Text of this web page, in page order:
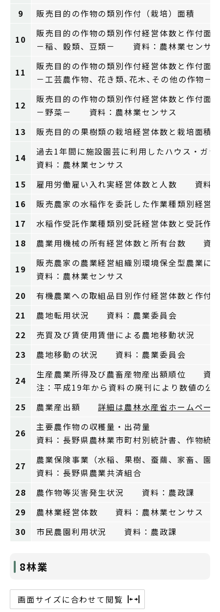
9
販売目的の作物の類別作付（栽培）面積
10
販売目的の作物の類別作付経営体数と作付面
－稲、穀類、豆類－ 資料：農林業センサ
11
販売目的の作物の類別作付経営体数と作付面
－工芸農作物、花き類､花木､その他の作物
12
販売目的の作物の類別作付経営体数と作付面
－野菜－ 資料：農林業センサス
13
販売目的の果樹類の栽培経営体数と栽培面
14
過去1年間に施設園芸に利用したハウス・ガ
資料：農林業センサス
15
雇用労働雇い入れ実経営体数と人数 資料
16
販売農家の水稲作を委託した作業種類別経
17
水稲作受託作業種類別受託経営体数と受託
18
農業用機械の所有経営体数と所有台数 資
19
販売農家の農業経営組織別環境保全型農業に
資料：農林業センサス
20
有機農業への取組品目別作付経営体数と作
21
農地転用状況 資料：農業委員会
22
売買及び賃使用賃借による農地移動状況
23
農地移動の状況 資料：農業委員会
24
生産農業所得及び農畜産物産出額順位 資
注：平成19年から資料の廃刊により数値の公
25
農業産出額 詳細は農林水産省ホームペー
26
主要農作物の収穫量・出荷量
資料：長野県農林業市町村別統計書、作物統
27
農業保険事業（水稲、果樹、蚕繭、家畜、園
資料：長野県農業共済組合
28
農作物等災害発生状況 資料：農政課
29
農林業経営体数 資料：農林業センサス
30
市民農園利用状況 資料：農政課
8林業
画面サイズに合わせて閲覧